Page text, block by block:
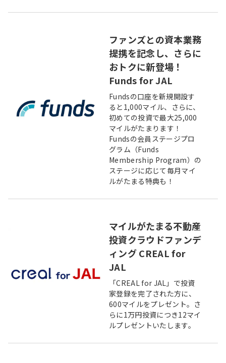
ファンズとの資本業務
提携を記念し、さらに
おトクに新登場！
Funds for JAL
Fundsの口座を新規開設す
ると1,000マイル、さらに、
初めての投資で最大25,000
マイルがたまります！
Fundsの会員ステージプロ
グラム（Funds
Membership Program）の
ステージに応じて毎月マイ
ルがたまる特典も！
マイルがたまる不動産
投資クラウドファンデ
ィング CREAL for
JAL
「CREAL for JAL」で投資
家登録を完了された方に、
600マイルをプレゼント。さ
らに1万円投資につき12マイ
ルプレゼントいたします。